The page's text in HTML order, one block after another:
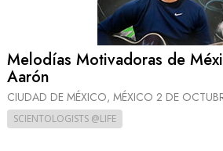
Melodías Motivadoras de
Aarón
CIUDAD DE MÉXICO, MÉXICO 2 DE
SCIENTOLOGISTS @LIFE